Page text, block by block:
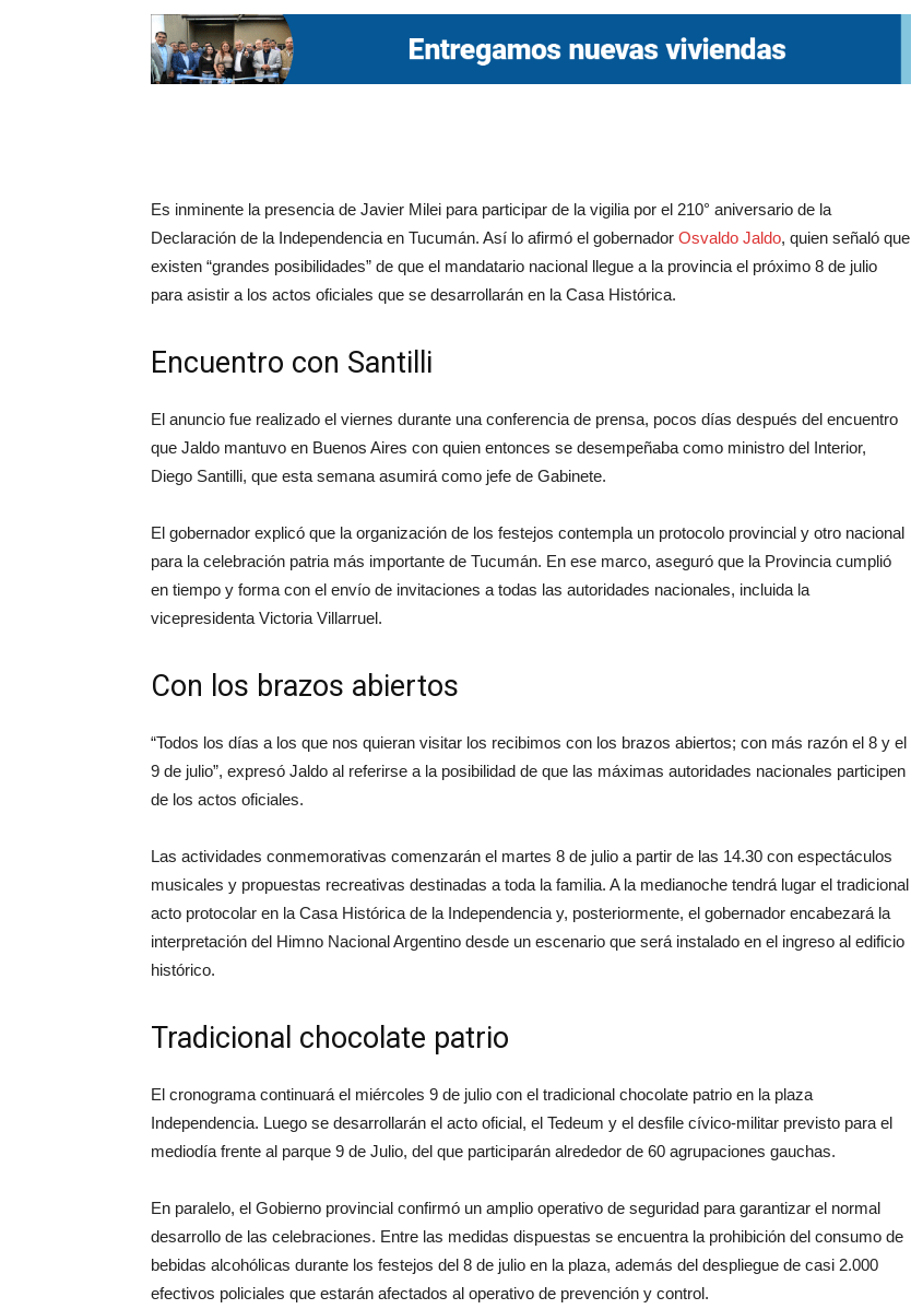
Es inminente la presencia de Javier Milei para participar de la vigilia por el 210° aniversario de la
Declaración de la Independencia en Tucumán. Así lo afirmó el gobernador Osvaldo Jaldo, quien señaló que
existen “grandes posibilidades” de que el mandatario nacional llegue a la provincia el próximo 8 de julio
para asistir a los actos oficiales que se desarrollarán en la Casa Histórica.
Encuentro con Santilli
El anuncio fue realizado el viernes durante una conferencia de prensa, pocos días después del encuentro
que Jaldo mantuvo en Buenos Aires con quien entonces se desempeñaba como ministro del Interior,
Diego Santilli, que esta semana asumirá como jefe de Gabinete.
El gobernador explicó que la organización de los festejos contempla un protocolo provincial y otro nacional
para la celebración patria más importante de Tucumán. En ese marco, aseguró que la Provincia cumplió
en tiempo y forma con el envío de invitaciones a todas las autoridades nacionales, incluida la
vicepresidenta Victoria Villarruel.
Con los brazos abiertos
“Todos los días a los que nos quieran visitar los recibimos con los brazos abiertos; con más razón el 8 y el
9 de julio”, expresó Jaldo al referirse a la posibilidad de que las máximas autoridades nacionales participen
de los actos oficiales.
Las actividades conmemorativas comenzarán el martes 8 de julio a partir de las 14.30 con espectáculos
musicales y propuestas recreativas destinadas a toda la familia. A la medianoche tendrá lugar el tradicional
acto protocolar en la Casa Histórica de la Independencia y, posteriormente, el gobernador encabezará la
interpretación del Himno Nacional Argentino desde un escenario que será instalado en el ingreso al edificio
histórico.
Tradicional chocolate patrio
El cronograma continuará el miércoles 9 de julio con el tradicional chocolate patrio en la plaza
Independencia. Luego se desarrollarán el acto oficial, el Tedeum y el desfile cívico-militar previsto para el
mediodía frente al parque 9 de Julio, del que participarán alrededor de 60 agrupaciones gauchas.
En paralelo, el Gobierno provincial confirmó un amplio operativo de seguridad para garantizar el normal
desarrollo de las celebraciones. Entre las medidas dispuestas se encuentra la prohibición del consumo de
bebidas alcohólicas durante los festejos del 8 de julio en la plaza, además del despliegue de casi 2.000
efectivos policiales que estarán afectados al operativo de prevención y control.